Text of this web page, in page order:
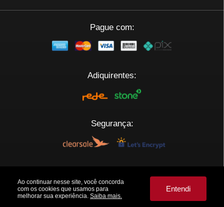
Ao continuar nesse site, você concorda
com os cookies que usamos para
melhorar sua experiência. Saiba mais.
Entendi
Pague com:
Adiquirentes:
Segurança: